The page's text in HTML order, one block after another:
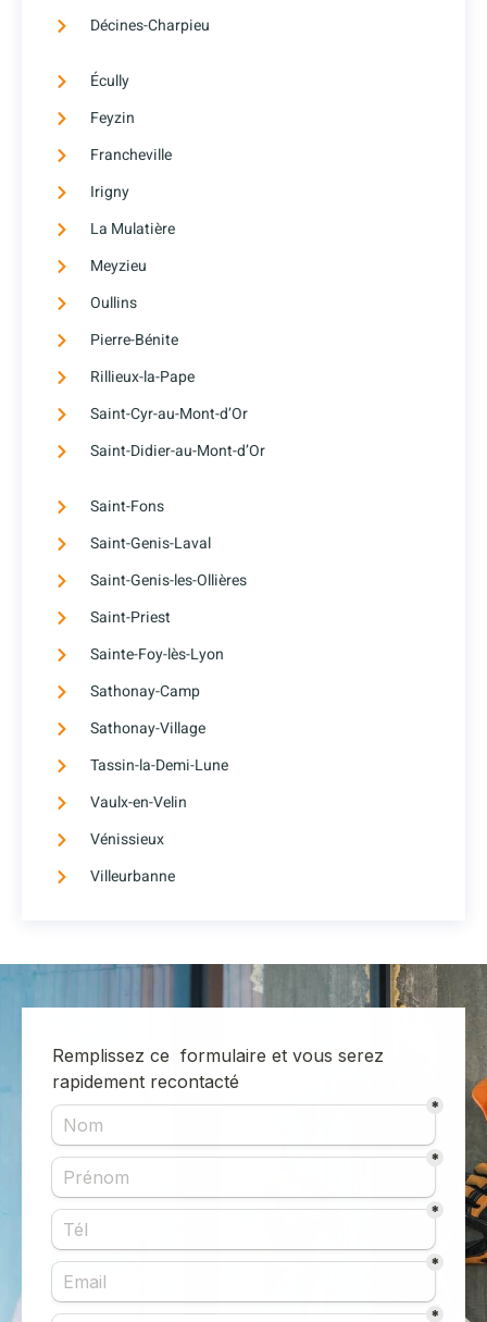
Décines-Charpieu
Écully
Feyzin
Francheville
Irigny
La Mulatière
Meyzieu
Oullins
Pierre-Bénite
Rillieux-la-Pape
Saint-Cyr-au-Mont-d’Or
Saint-Didier-au-Mont-d’Or
Saint-Fons
Saint-Genis-Laval
Saint-Genis-les-Ollières
Saint-Priest
Sainte-Foy-lès-Lyon
Sathonay-Camp
Sathonay-Village
Tassin-la-Demi-Lune
Vaulx-en-Velin
Vénissieux
Villeurbanne